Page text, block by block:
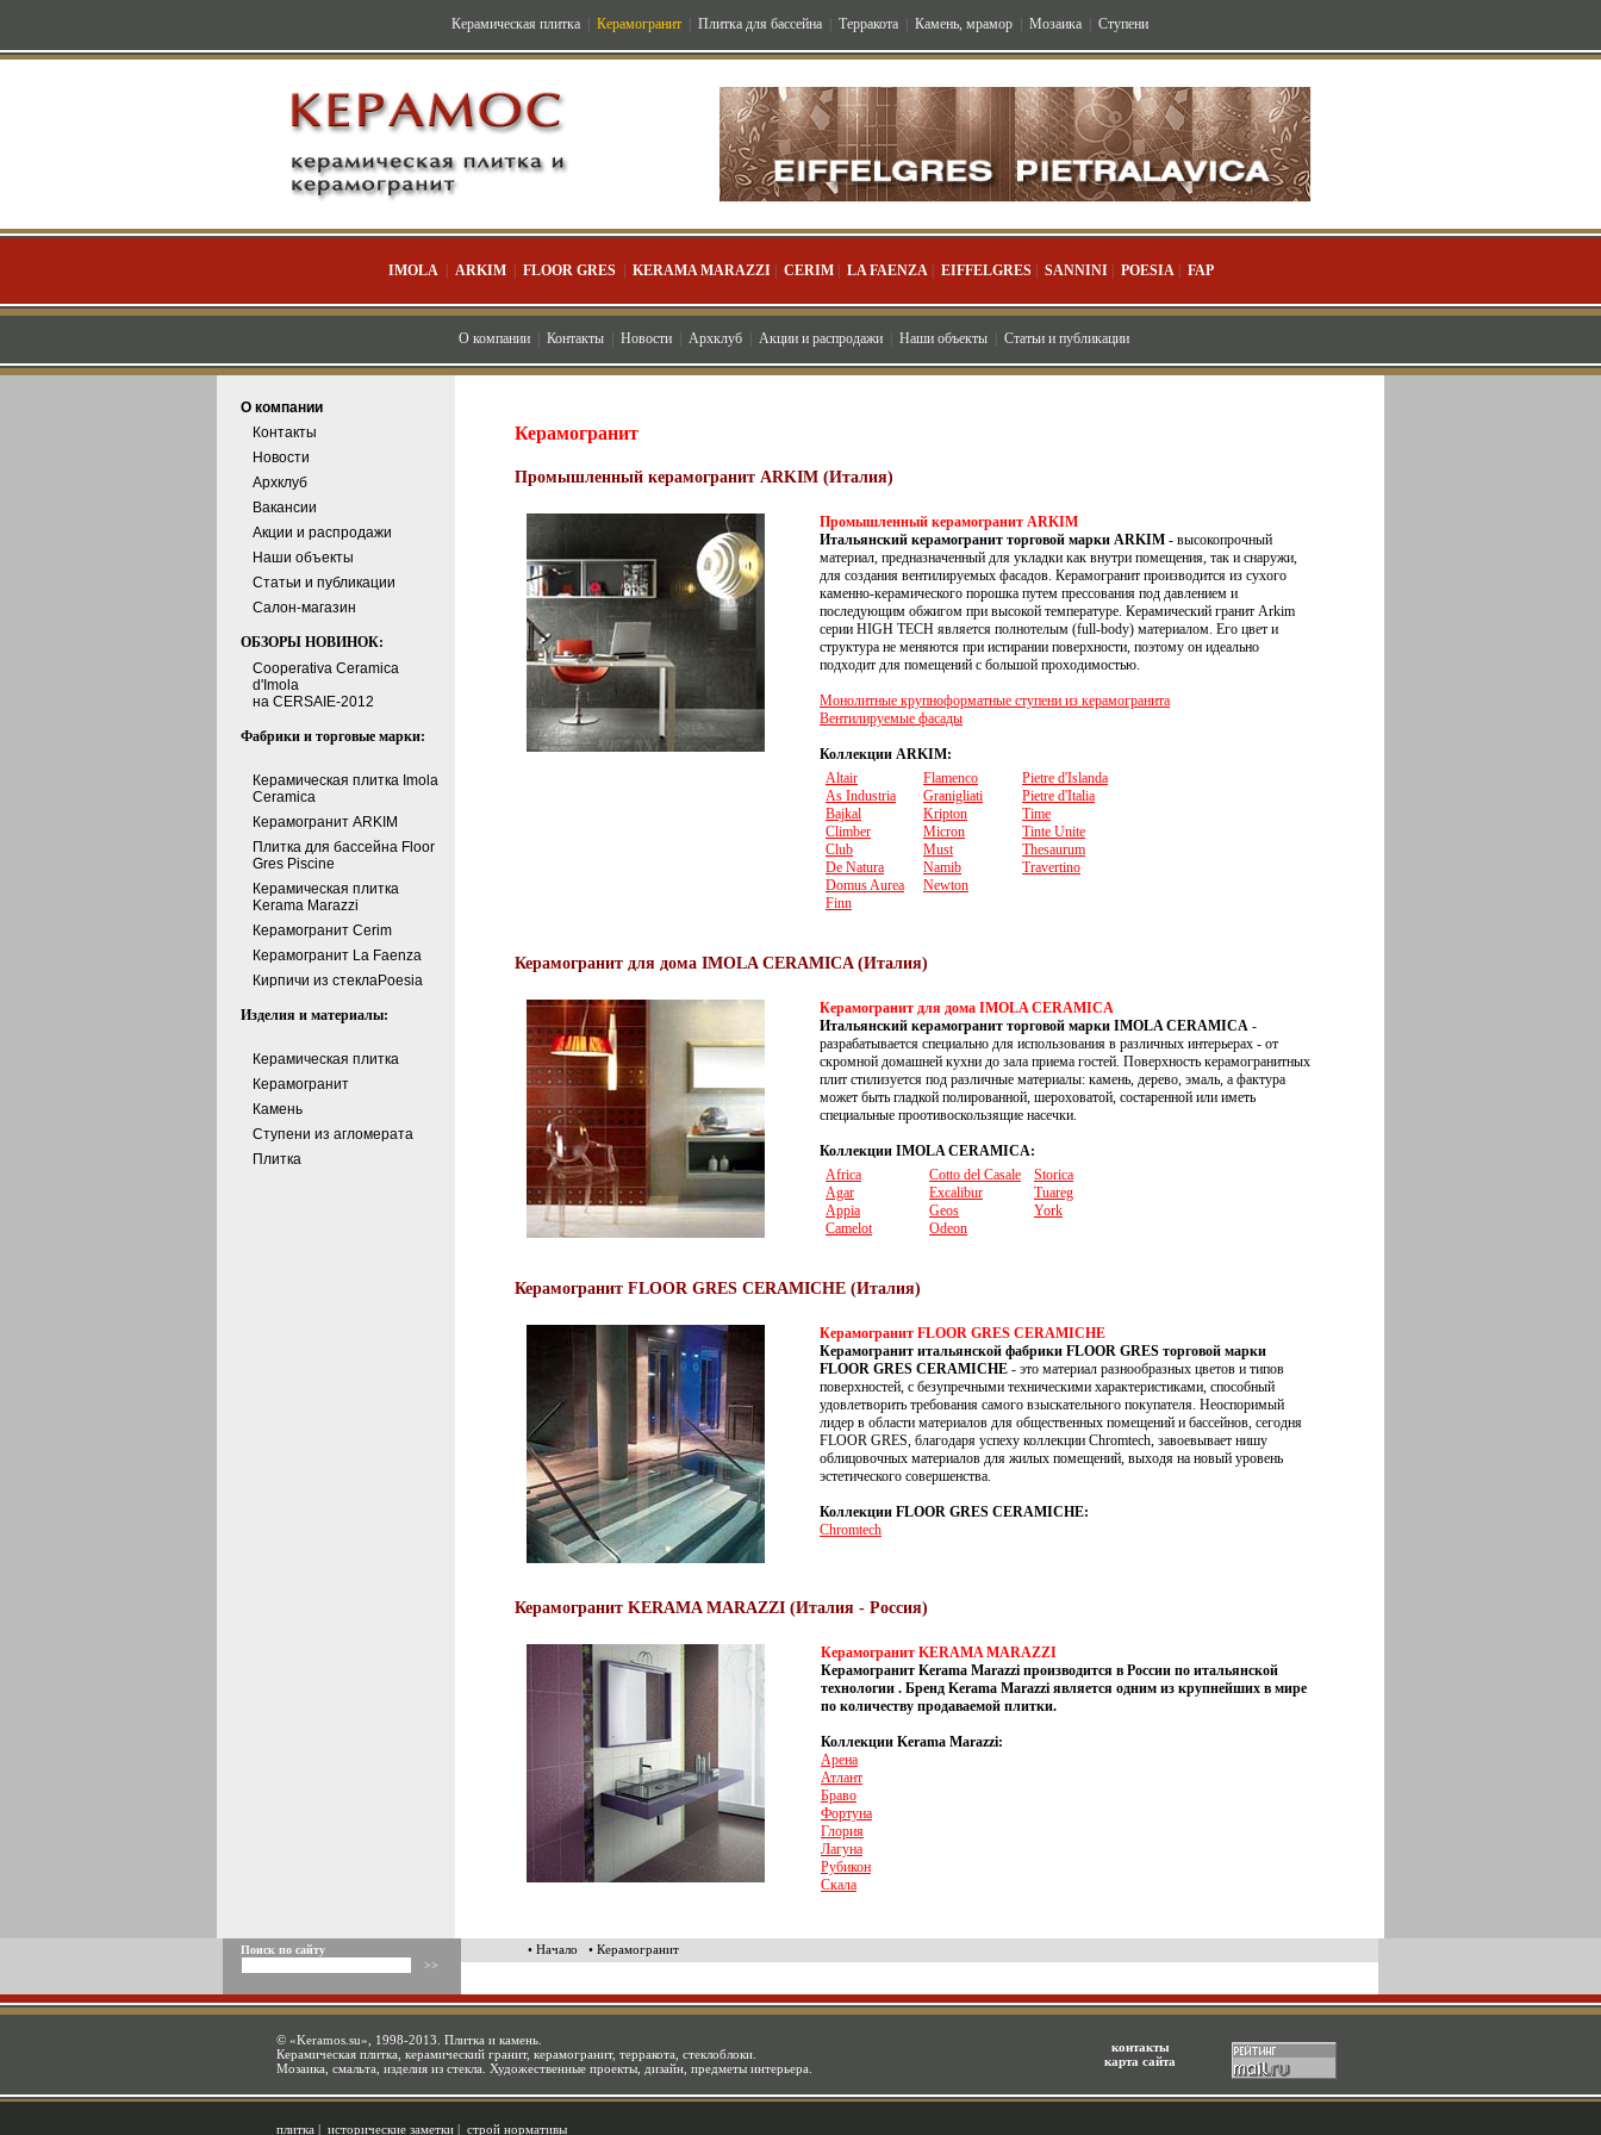
Керамическая плитка Керамогранит Плитка для бассейна Терракота Камень, мрамор Мозаика Ступени
IMOLA| ARKIM| FLOOR GRES| KERAMA MARAZZI| CERIM| LA FAENZA| EIFFELGRES| SANNINI| POESIA| FAP
О компании| Контакты| Новости| Архклуб| Акции и распродажи| Наши объекты| Статьи и публикации
О компании
Контакты
Новости
Архклуб
Вакансии
Акции и распродажи
Наши объекты
Статьи и публикации
Cалон-магазин
ОБЗОРЫ НОВИНОК:
Cooperativa Ceramica
d'Imola
на CERSAIE-2012
Фабрики и торговые марки:
Керамическая плитка Imola
Ceramica
Керамогранит ARKIM
Плитка для бассейна Floor
Gres Piscine
Керамическая плитка
Kerama Marazzi
Керамогранит Cerim
Керамогранит La Faenza
Кирпичи из стеклаPoesia
Изделия и материалы:
Керамическая плитка
Керамогранит
Камень
Ступени из агломерата
Плитка
Керамогранит
Промышленный керамогранит ARKIM (Италия)
Промышленный керамогранит ARKIM
Итальянский керамогранит торговой марки ARKIM - высокопрочный
материал, предназначенный для укладки как внутри помещения, так и снаружи,
для создания вентилируемых фасадов. Керамогранит производится из сухого
каменно-керамического порошка путем прессования под давлением и
последующим обжигом при высокой температуре. Керамический гранит Arkim
серии HIGH TECH является полнотелым (full-body) материалом. Его цвет и
структура не меняются при истирании поверхности, поэтому он идеально
подходит для помещений с большой проходимостью.
Монолитные крупноформатные ступени из керамогранита
Вентилируемые фасады
Коллекции ARKIM:
Altair
As Industria
Bajkal
Climber
Club
De Natura
Domus Aurea
Finn
Flamenco
Granigliati
Kripton
Micron
Must
Namib
Newton
Pietre d'Islanda
Pietre d'Italia
Time
Tinte Unite
Thesaurum
Travertino
Керамогранит для дома IMOLA CERAMICA (Италия)
Керамогранит для дома IMOLA CERAMICA
Итальянский керамогранит торговой марки IMOLA CERAMICA -
разрабатывается специально для использования в различных интерьерах - от
скромной домашней кухни до зала приема гостей. Поверхность керамогранитных
плит стилизуется под различные материалы: камень, дерево, эмаль, а фактура
может быть гладкой полированной, шероховатой, состаренной или иметь
специальные проотивоскользящие насечки.
Коллекции IMOLA CERAMICA:
Africa
Agar
Appia
Camelot
Cotto del Casale
Excalibur
Geos
Odeon
Storica
Tuareg
York
Керамогранит FLOOR GRES CERAMICHE (Италия)
Керамогранит FLOOR GRES CERAMICHE
Керамогранит итальянской фабрики FLOOR GRES торговой марки
FLOOR GRES CERAMICHE - это материал разнообразных цветов и типов
поверхностей, с безупречными техническими характеристиками, способный
удовлетворить требования самого взыскательного покупателя. Неоспоримый
лидер в области материалов для общественных помещений и бассейнов, сегодня
FLOOR GRES, благодаря успеху коллекции Chromtech, завоевывает нишу
облицовочных материалов для жилых помещений, выходя на новый уровень
эстетического совершенства.
Коллекции FLOOR GRES CERAMICHE:
Chromtech
Керамогранит KERAMA MARAZZI (Италия - Россия)
Керамогранит KERAMA MARAZZI
Керамогранит Kerama Marazzi производится в России по итальянской
технологии . Бренд Kerama Marazzi является одним из крупнейших в мире
по количеству продаваемой плитки.
Коллекции Kerama Marazzi:
Арена
Атлант
Браво
Фортуна
Глория
Лагуна
Рубикон
Скала
Поиск по сайту • Начало • Керамогранит
© «Keramos.su» , 1998-2013. Плитка и камень.
Керамическая плитка, керамический гранит, керамогранит, терракота, стеклоблоки.
Мозаика, смальта, изделия из стекла. Художественные проекты, дизайн, предметы интерьера.
контакты
карта сайта
плитка | исторические заметки | строй нормативы